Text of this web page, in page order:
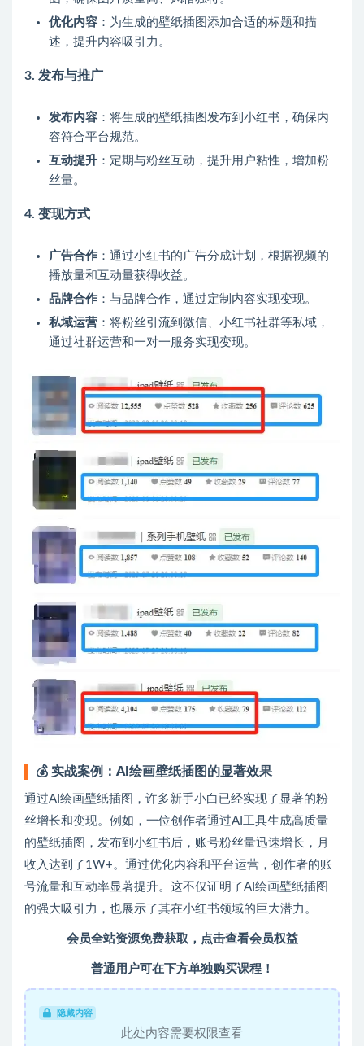
优化内容 ：为生成的壁纸插图添加合适的标题和描
述，提升内容吸引力。
3. 发布与推广
发布内容 ：将生成的壁纸插图发布到小红书，确保内
容符合平台规范。
互动提升 ：定期与粉丝互动，提升用户粘性，增加粉
丝量。
4. 变现方式
广告合作 ：通过小红书的广告分成计划，根据视频的
播放量和互动量获得收益。
品牌合作 ：与品牌合作，通过定制内容实现变现。
私域运营 ：将粉丝引流到微信、小红书社群等私域，
通过社群运营和一对一服务实现变现。
💰 实战案例：AI绘画壁纸插图的显著效果
通过AI绘画壁纸插图，许多新手小白已经实现了显著的粉
丝增长和变现。例如，一位创作者通过AI工具生成高质量
的壁纸插图，发布到小红书后，账号粉丝量迅速增长，月
收入达到了1W+。通过优化内容和平台运营，创作者的账
号流量和互动率显著提升。这不仅证明了AI绘画壁纸插图
的强大吸引力，也展示了其在小红书领域的巨大潜力。
会员全站资源免费获取，点击查看会员权益
普通用户可在下方单独购买课程！
隐藏内容
此处内容需要权限查看